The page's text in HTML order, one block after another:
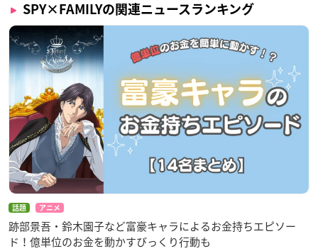
お渡しします。
コラボメニュー注文特典：カレンダーカード（2021年1月～6
月）
コラボメニュー1品ご注文につきランダムで1枚お渡し、テイク
アウト限定メニューのみをご注文の方も対象です。
第1弾は名場面をカラーで表現したタワーレコードオリジナル
デザイン、第2弾はクールな表紙（1巻~5巻）＆扉絵（2巻）を
デザインです。
３点セット特典：クリアブックマーク
コラボフード+コラボスイーツ+コラボドリンクの３点をご注文
ごとに、ランダムで1枚お渡しします。
クリアブックマークは、挟んだ部分からアーニャが飛び出すデ
SPY×FAMILYの関連ニュースランキング
話題 アニメ
跡部景吾・鈴木園子など富豪キャラによるお金持ちエピソー
ド！億単位のお金を動かすびっくり行動も